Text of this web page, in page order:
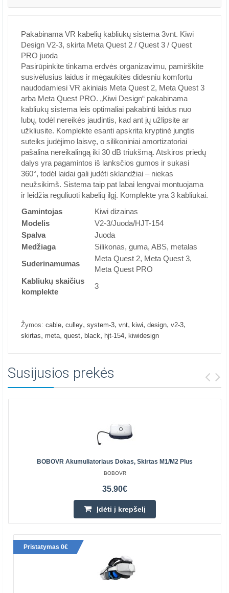
Pakabinama VR kabelių kabliukų sistema 3vnt. Kiwi
Design V2-3, skirta Meta Quest 2 / Quest 3 / Quest
PRO juoda
Pasirūpinkite tinkama erdvės organizavimu, pamirškite
susivėlusius laidus ir mėgaukitės didesniu komfortu
naudodamiesi VR akiniais Meta Quest 2, Meta Quest 3
arba Meta Quest PRO. „Kiwi Design“ pakabinama
kabliukų sistema leis optimaliai pakabinti laidus nuo
lubų, todėl nereikės jaudintis, kad ant jų užlipsite ar
užkliusite. Komplekte esanti apskrita kryptinė jungtis
suteiks judėjimo laisvę, o silikoniniai amortizatoriai
pašalina nereikalingą iki 30 dB triukšmą. Atskiros priedų
dalys yra pagamintos iš lanksčios gumos ir sukasi
360°, todėl laidai gali judėti sklandžiai – niekas
neužsikimš. Sistema taip pat labai lengvai montuojama
ir leidžia reguliuoti kabelių ilgį. Komplekte yra 3 kabliukai.
Gamintojas
Kiwi dizainas
Modelis
V2-3/Juoda/HJT-154
Spalva
Juoda
Medžiaga
Silikonas, guma, ABS, metalas
Suderinamumas
Meta Quest 2, Meta Quest 3,
Meta Quest PRO
Kabliukų skaičius
komplekte
3
Žymos: cable, culley, system-3, vnt, kiwi, design, v2-3,
skirtas, meta, quest, black, hjt-154, kiwidesign
Susijusios prekės
BOBOVR Akumuliatoriaus Dokas, Skirtas M1/M2 Plus
BOBOVR
35.90€
Įdėti į krepšelį
Pristatymas 0€